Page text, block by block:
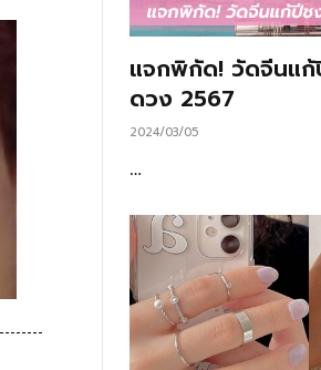
แจกพิกัด! วัดจีนแก้
ดวง 2567
2024/03/05
…